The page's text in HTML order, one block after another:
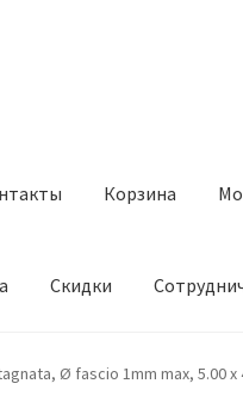
Корзина
Скидки
Мой аккаунт Оставить
Ø fascio 1mm max, 5.00